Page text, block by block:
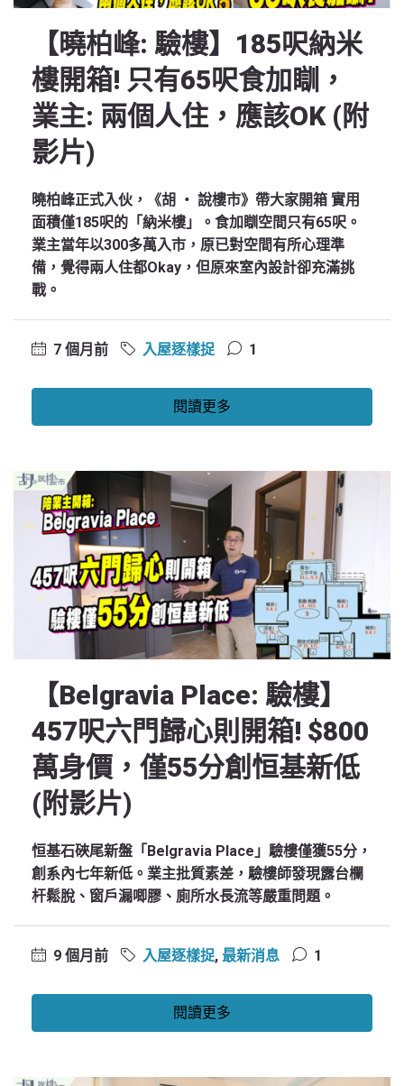
【曉柏峰: 驗樓】185呎納米
樓開箱! 只有65呎食加瞓，
業主: 兩個人住，應該OK (附
影片)
曉柏峰正式入伙，《胡 ‧ 說樓市》帶大家開箱 實用
面積僅185呎的「納米樓」。食加瞓空間只有65呎。
業主當年以300多萬入市，原已對空間有所心理準
備，覺得兩人住都Okay，但原來室內設計卻充滿挑
戰。
7 個月前 入屋逐樣捉 1
閱讀更多
【Belgravia Place: 驗樓】
457呎六門歸心則開箱! $800
萬身價，僅55分創恒基新低
(附影片)
恒基石硤尾新盤「Belgravia Place」驗樓僅獲55分，
創系內七年新低。業主批質素差，驗樓師發現露台欄
杆鬆脫、窗戶漏唧膠、廁所水長流等嚴重問題。
9 個月前 入屋逐樣捉, 最新消息 1
閱讀更多